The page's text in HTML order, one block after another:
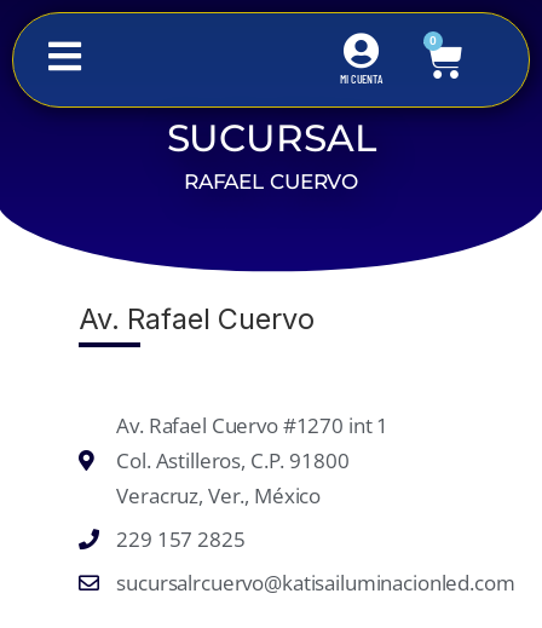
MI CUENTA
0
Suc. Av. Rafael Cuervo
SUCURSAL
RAFAEL CUERVO
Av. Rafael Cuervo
Av. Rafael Cuervo #1270 int 1
Col. Astilleros, C.P. 91800
Veracruz, Ver., México
229 157 2825
sucursalrcuervo@katisailuminacionled.com